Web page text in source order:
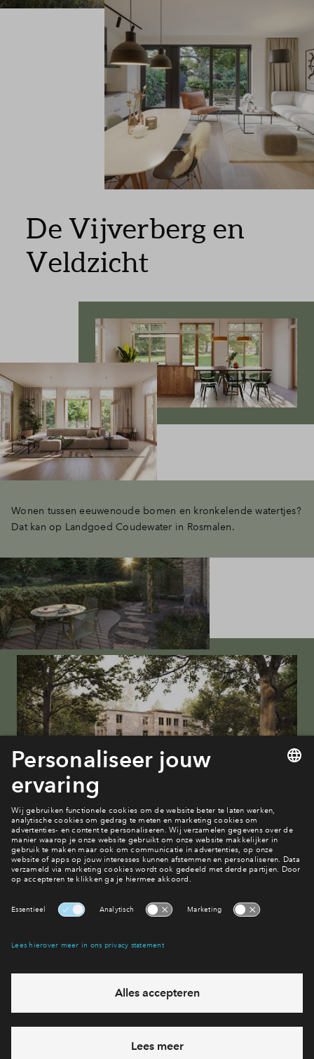
Inloggen
De Vijverberg en
Veldzicht
Wonen tussen eeuwenoude bomen en kronkelende watertjes?
Dat kan op Landgoed Coudewater in Rosmalen.
Bekijk de woningen
Woningen
Interesse? Meld je dan snel aan
Hiermee blijf je op de hoogte van het belangrijkste nieuws en
Ja, ik wil mij aanmelden
Heb je een vraag en wil je direct antwoord? Bel ons op